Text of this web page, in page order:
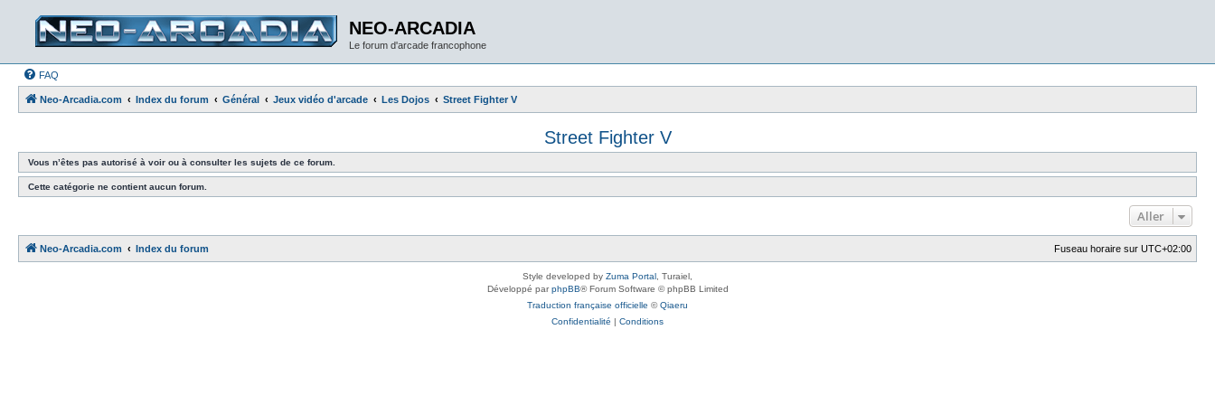
NEO-ARCADIA
Le forum d'arcade francophone
FAQ
Neo-Arcadia.com Index du forum Général Jeux vidéo d'arcade Les Dojos Street Fighter V
Street Fighter V
Vous n’êtes pas autorisé à voir ou à consulter les sujets de ce forum.
Cette catégorie ne contient aucun forum.
Aller
Neo-Arcadia.com Index du forum Fuseau horaire sur UTC+02:00
Style developed by Zuma Portal , Turaiel,
Développé parphpBB® Forum Software © phpBB Limited
Traduction française officielle ©Qiaeru
Confidentialité | Conditions